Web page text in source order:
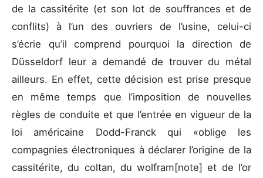
de la cassitérite (et son lot de souffrances et de
conflits) à l’un des ouvriers de l’usine, celui-ci
s’écrie qu’il comprend pourquoi la direction de
Düsseldorf leur a demandé de trouver du métal
ailleurs. En effet, cette décision est prise presque
en même temps que l’imposition de nouvelles
règles de conduite et que l’entrée en vigueur de la
loi américaine Dodd-Franck qui «oblige les
compagnies électroniques à déclarer l’origine de la
cassitérite, du coltan, du wolfram[note] et de l’or